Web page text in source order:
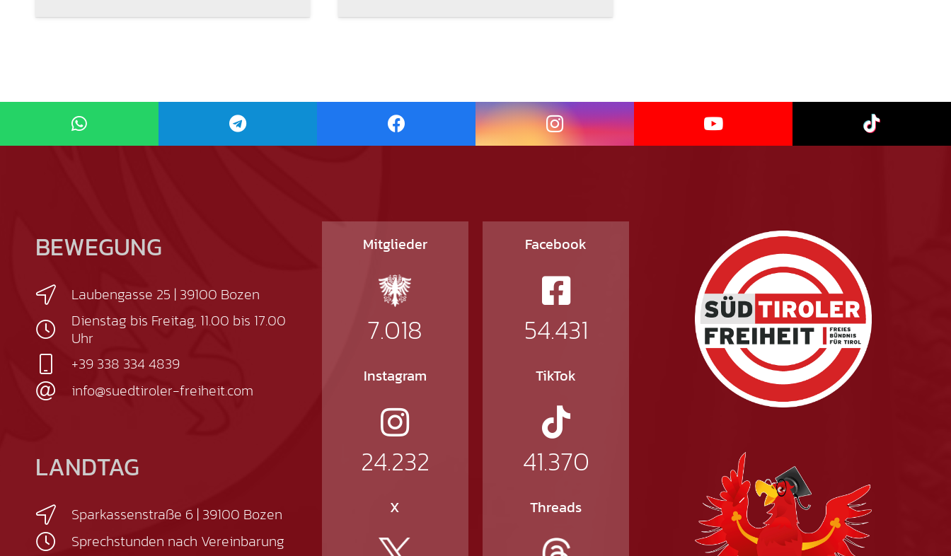
BEWEGUNG
Laubengasse 25 | 39100 Bozen
Dienstag bis Freitag, 11.00 bis 17.00
Uhr
+39 338 334 4839
info@suedtiroler-freiheit.com
LANDTAG
Sparkassenstraße 6 | 39100 Bozen
Sprechstunden nach Vereinbarung
Mitglieder
7.018
Facebook
54.431
Instagram
24.232
TikTok
41.370
X Threads